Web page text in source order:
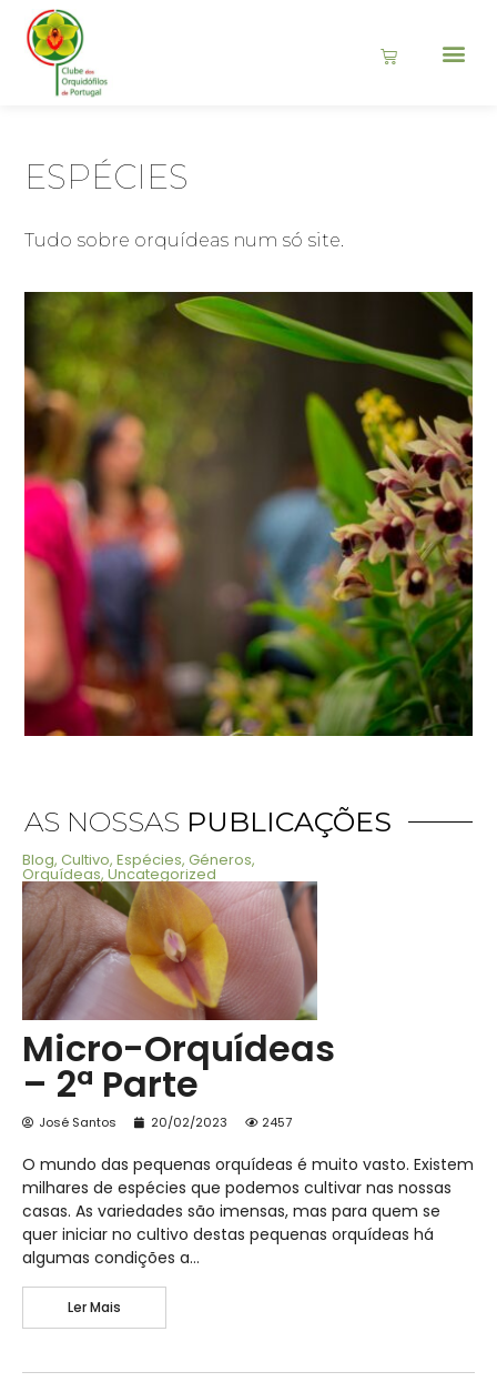
ESPÉCIES
Tudo sobre orquídeas num só site.
AS NOSSAS PUBLICAÇÕES
Blog, Cultivo, Espécies, Géneros,
Orquídeas, Uncategorized
Micro-Orquídeas
– 2ª Parte
José Santos 20/02/2023 2457
O mundo das pequenas orquídeas é muito vasto. Existem
milhares de espécies que podemos cultivar nas nossas
casas. As variedades são imensas, mas para quem se
quer iniciar no cultivo destas pequenas orquídeas há
algumas condições a…
Ler Mais